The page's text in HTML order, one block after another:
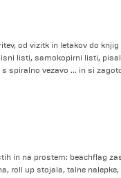
od vizitk in letakov do knjig
listi, samokopirni listi,
spiralno vezavo ... in si
in na prostem: beachflag
roll up stojala, talne